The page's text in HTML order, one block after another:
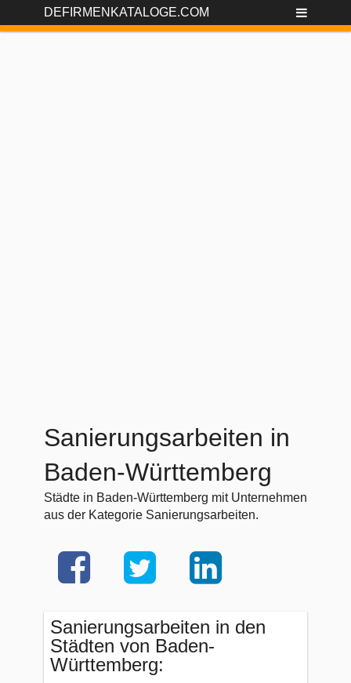
DEFIRMENKATALOGE.COM
Sanierungsarbeiten in
Baden-Württemberg
Städte in Baden-Württemberg mit Unternehmen
aus der Kategorie Sanierungsarbeiten.
Sanierungsarbeiten in den
Städten von Baden-
Württemberg: